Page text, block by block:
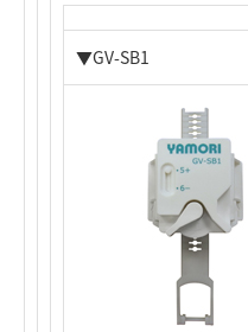
▼GV-SB1